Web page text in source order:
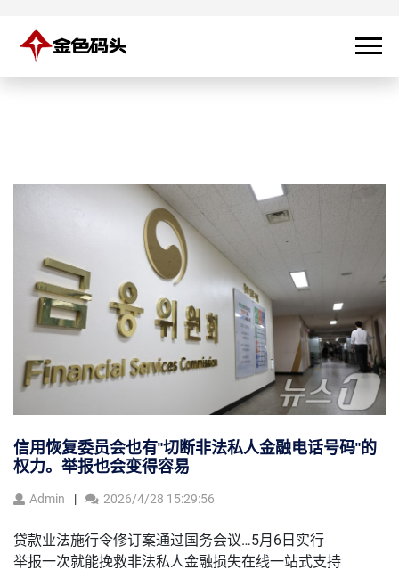
信用恢复委员会也有"切断非法私人金融电话号码"的
权力。举报也会变得容易
Admin 2026/4/28 15:29:56
贷款业法施行令修订案通过国务会议…5月6日实行
举报一次就能挽救非法私人金融损失在线一站式支持